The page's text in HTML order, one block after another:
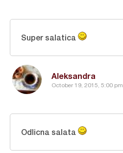
Aleksandra
October 19, 2015, 5:00 pm
Super salatica
Odlicna salata